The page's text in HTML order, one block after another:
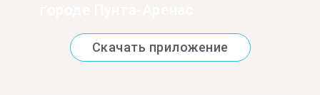
Скачать приложение